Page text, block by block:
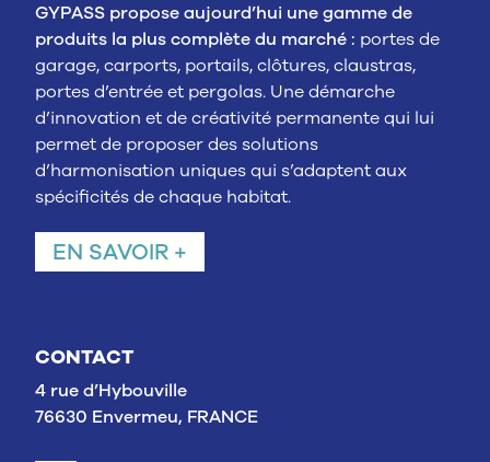
GYPASS propose aujourd’hui une gamme de
produits la plus complète du marché : portes de
garage, carports, portails, clôtures, claustras,
portes d’entrée et pergolas. Une démarche
d’innovation et de créativité permanente qui lui
permet de proposer des solutions
d’harmonisation uniques qui s’adaptent aux
spécificités de chaque habitat.
EN SAVOIR +
CONTACT
4 rue d’Hybouville
76630 Envermeu, FRANCE